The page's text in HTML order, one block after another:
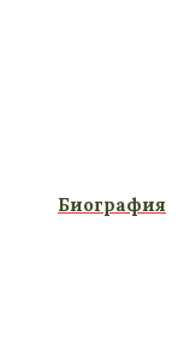
Биография